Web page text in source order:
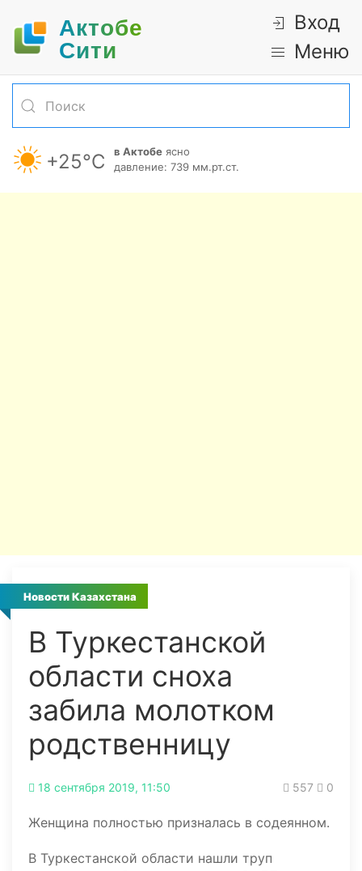
Актобе
Cити
Вход
Меню
+25°С в Актобе ясно
давление: 739 мм.рт.ст.
Новости Казахстана
В Туркестанской
области сноха
забила молотком
родственницу
18 сентября 2019, 11:50 557 0
Женщина полностью призналась в содеянном.
В Туркестанской области нашли труп